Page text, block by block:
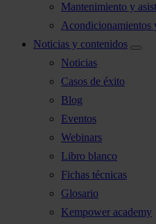
Mantenimiento y
Acondicionamientos
Noticias y contenidos
Noticias
Casos de éxito
Blog
Eventos
Webinars
Libro blanco
Fichas técnicas
Glosario
Kempower academy